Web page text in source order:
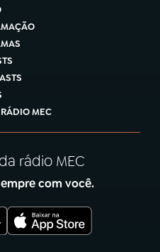
MEC
rádio MEC
com você.